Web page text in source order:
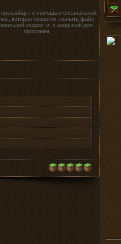
произойдет с помощью специальной
которая позволит скачать файл
скорости, с загрузкой доп.
программ